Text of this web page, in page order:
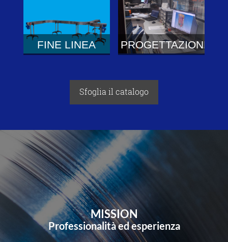
FINE LINEA PROGETTAZIONE
Sfoglia il catalogo
MISSION
Professionalità ed esperienza